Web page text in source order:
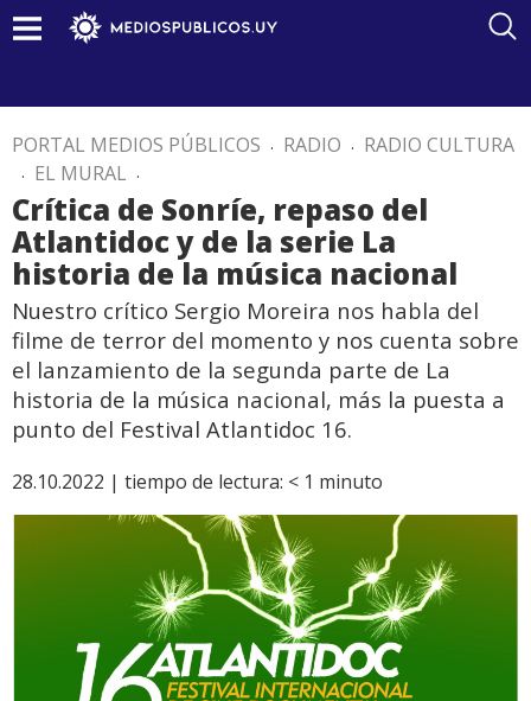
PORTAL MEDIOS PÚBLICOS . RADIO . RADIO CULTURA
. EL MURAL .
Crítica de Sonríe, repaso del
Atlantidoc y de la serie La
historia de la música nacional
Nuestro crítico Sergio Moreira nos habla del
filme de terror del momento y nos cuenta sobre
el lanzamiento de la segunda parte de La
historia de la música nacional, más la puesta a
punto del Festival Atlantidoc 16.
28.10.2022 | tiempo de lectura: < 1 minuto